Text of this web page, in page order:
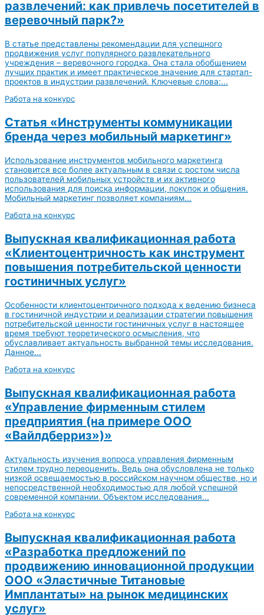
развлечений: как привлечь посетителей в
веревочный парк?»
В статье представлены рекомендации для успешного
продвижения услуг популярного развлекательного
учреждения – веревочного городка. Она стала обобщением
лучших практик и имеет практическое значение для стартап-
проектов в индустрии развлечений. Ключевые слова:...
Работа на конкурс
Статья «Инструменты коммуникации
бренда через мобильный маркетинг»
Использование инструментов мобильного маркетинга
становится все более актуальным в связи с ростом числа
пользователей мобильных устройств и их активного
использования для поиска информации, покупок и общения.
Мобильный маркетинг позволяет компаниям...
Работа на конкурс
Выпускная квалификационная работа
«Клиентоцентричность как инструмент
повышения потребительской ценности
гостиничных услуг»
Особенности клиентоцентричного подхода к ведению бизнеса
в гостиничной индустрии и реализации стратегии повышения
потребительской ценности гостиничных услуг в настоящее
время требуют теоретического осмысления, что
обуславливает актуальность выбранной темы исследования.
Данное...
Работа на конкурс
Выпускная квалификационная работа
«Управление фирменным стилем
предприятия (на примере ООО
«Вайлдберриз»)»
Актуальность изучения вопроса управления фирменным
стилем трудно переоценить. Ведь она обусловлена не только
низкой освещаемостью в российском научном обществе, но и
непосредственной необходимостью для любой успешной
современной компании. Объектом исследования...
Работа на конкурс
Выпускная квалификационная работа
«Разработка предложений по
продвижению инновационной продукции
ООО «Эластичные Титановые
Имплантаты» на рынок медицинских
услуг»